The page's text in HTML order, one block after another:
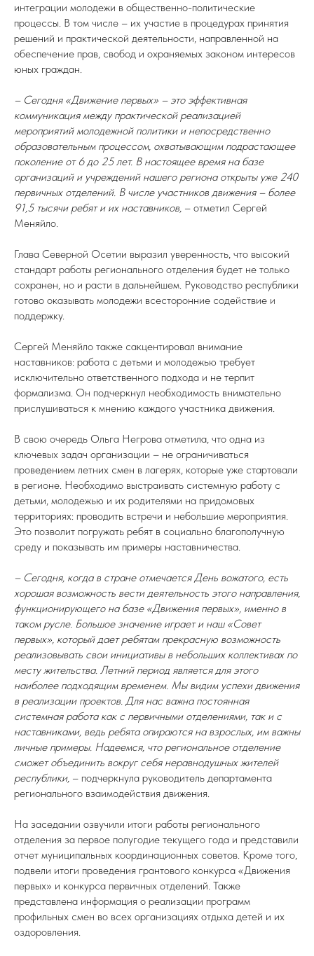
интеграции молодежи в общественно-политические
процессы. В том числе – их участие в процедурах принятия
решений и практической деятельности, направленной на
обеспечение прав, свобод и охраняемых законом интересов
юных граждан.
– Сегодня «Движение первых» – это эффективная
коммуникация между практической реализацией
мероприятий молодежной политики и непосредственно
образовательным процессом, охватывающим подрастающее
поколение от 6 до 25 лет. В настоящее время на базе
организаций и учреждений нашего региона открыты уже 240
первичных отделений. В числе участников движения – более
91,5 тысячи ребят и их наставников, – отметил Сергей
Меняйло.
Глава Северной Осетии выразил уверенность, что высокий
стандарт работы регионального отделения будет не только
сохранен, но и расти в дальнейшем. Руководство республики
готово оказывать молодежи всесторонние содействие и
поддержку.
Сергей Меняйло также сакцентировал внимание
наставников: работа с детьми и молодежью требует
исключительно ответственного подхода и не терпит
формализма. Он подчеркнул необходимость внимательно
прислушиваться к мнению каждого участника движения.
В свою очередь Ольга Негрова отметила, что одна из
ключевых задач организации – не ограничиваться
проведением летних смен в лагерях, которые уже стартовали
в регионе. Необходимо выстраивать системную работу с
детьми, молодежью и их родителями на придомовых
территориях: проводить встречи и небольшие мероприятия.
Это позволит погружать ребят в социально благополучную
среду и показывать им примеры наставничества.
– Сегодня, когда в стране отмечается День вожатого, есть
хорошая возможность вести деятельность этого направления,
функционирующего на базе «Движения первых», именно в
таком русле. Большое значение играет и наш «Совет
первых», который дает ребятам прекрасную возможность
реализовывать свои инициативы в небольших коллективах по
месту жительства. Летний период является для этого
наиболее подходящим временем. Мы видим успехи движения
в реализации проектов. Для нас важна постоянная
системная работа как с первичными отделениями, так и с
наставниками, ведь ребята опираются на взрослых, им важны
личные примеры. Надеемся, что региональное отделение
сможет объединить вокруг себя неравнодушных жителей
республики, – подчеркнула руководитель департамента
регионального взаимодействия движения.
На заседании озвучили итоги работы регионального
отделения за первое полугодие текущего года и представили
отчет муниципальных координационных советов. Кроме того,
подвели итоги проведения грантового конкурса «Движения
первых» и конкурса первичных отделений. Также
представлена информация о реализации программ
профильных смен во всех организациях отдыха детей и их
оздоровления.